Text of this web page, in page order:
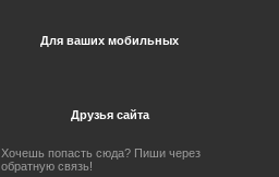
Для ваших мобильных
Друзья сайта
Хочешь попасть сюда? Пиши через
обратную связь!